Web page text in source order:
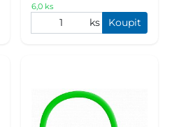
6,0 ks
ks Koupit